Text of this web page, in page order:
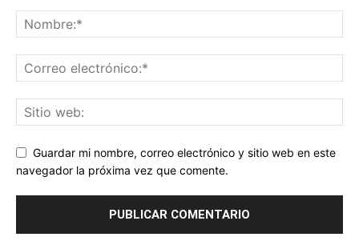
Guardar mi nombre, correo electrónico y sitio web en este
navegador la próxima vez que comente.